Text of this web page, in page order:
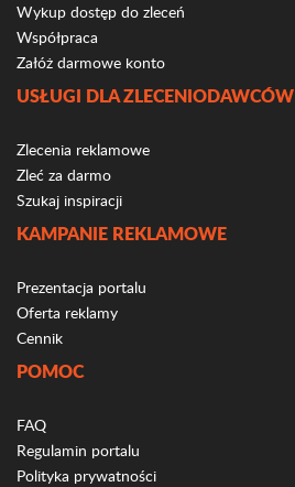
Wykup dostęp do zleceń
Współpraca
Załóż darmowe konto
USŁUGI DLA ZLECENIODAWCÓW
Zlecenia reklamowe
Zleć za darmo
Szukaj inspiracji
KAMPANIE REKLAMOWE
Prezentacja portalu
Oferta reklamy
Cennik
POMOC
FAQ
Regulamin portalu
Polityka prywatności